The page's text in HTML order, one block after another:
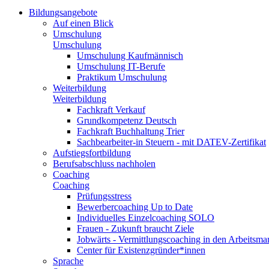
Bildungsangebote
Auf einen Blick
Umschulung
Umschulung
Umschulung Kaufmännisch
Umschulung IT-Berufe
Praktikum Umschulung
Weiterbildung
Weiterbildung
Fachkraft Verkauf
Grundkompetenz Deutsch
Fachkraft Buchhaltung Trier
Sachbearbeiter-in Steuern - mit DATEV-Zertifikat
Aufstiegsfortbildung
Berufsabschluss nachholen
Coaching
Coaching
Prüfungsstress
Bewerbercoaching Up to Date
Individuelles Einzelcoaching SOLO
Frauen - Zukunft braucht Ziele
Jobwärts - Vermittlungscoaching in den
Center für Existenzgründer*innen
Sprache